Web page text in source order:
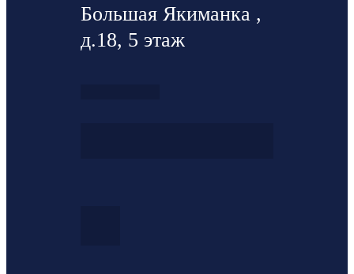
Большая Якиманка ,
д.18, 5 этаж